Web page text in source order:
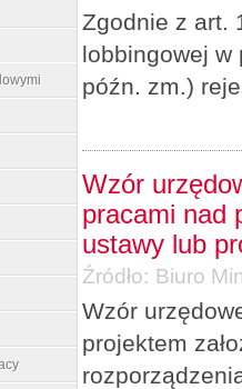
Zgodnie z art.
lobbingowej w
późn. zm.)
Wzór
pracami nad
ustawy lub
Źródło: Biuro
Wzór
projektem